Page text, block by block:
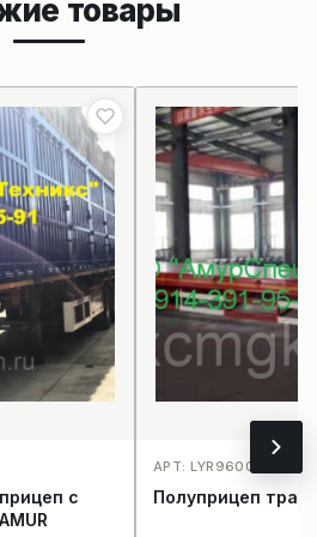
товары
с
АРТ:
Полуприцеп трал